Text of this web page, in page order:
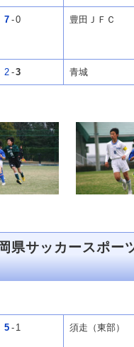
7 -0 豊田ＪＦＣ
2 -3 青城
県サッカースポー
5 - 1 須走（東部）